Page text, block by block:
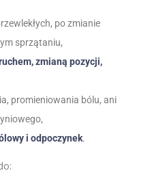
po zmianie
sprzątaniu,
zmianą pozycji,
promieniowania bólu, ani
i odpoczynek.